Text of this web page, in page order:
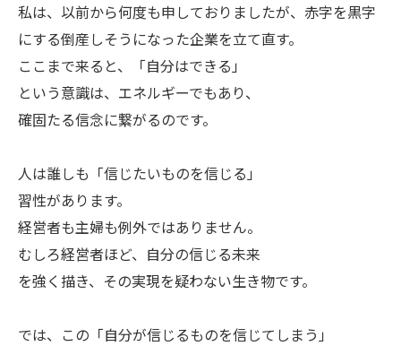
私は、以前から何度も申しておりましたが、赤字を黒字
にする倒産しそうになった企業を立て直す。
ここまで来ると、「自分はできる」
という意識は、エネルギーでもあり、
確固たる信念に繋がるのです。
人は誰しも「信じたいものを信じる」
習性があります。
経営者も主婦も例外ではありません。
むしろ経営者ほど、自分の信じる未来
を強く描き、その実現を疑わない生き物です。
では、この「自分が信じるものを信じてしまう」